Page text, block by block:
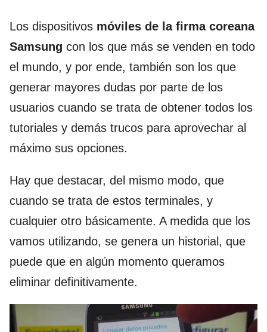
Los dispositivos móviles de la firma coreana
Samsung con los que más se venden en todo
el mundo, y por ende, también son los que
generar mayores dudas por parte de los
usuarios cuando se trata de obtener todos los
tutoriales y demás trucos para aprovechar al
máximo sus opciones.
Hay que destacar, del mismo modo, que
cuando se trata de estos terminales, y
cualquier otro básicamente. A medida que los
vamos utilizando, se genera un historial, que
puede que en algún momento queramos
eliminar definitivamente.